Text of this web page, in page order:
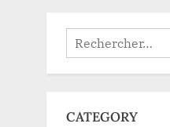
Rechercher :
CATEGORY